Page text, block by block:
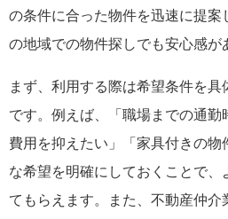
の条件に合った物件を迅速に提案
の地域での物件探しでも安心感が
まず、利用する際は希望条件を具
です。例えば、「職場までの通勤
費用を抑えたい」「家具付きの物
な希望を明確にしておくことで、
てもらえます。また、不動産仲介